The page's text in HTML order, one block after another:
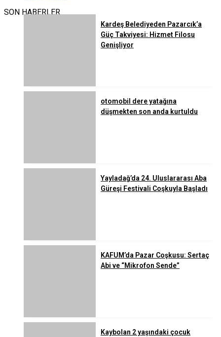
SON HABERLER
Kardeş Belediyeden Pazarcık’a
Güç Takviyesi: Hizmet Filosu
Genişliyor
otomobil dere yatağına
düşmekten son anda kurtuldu
Yayladağ’da 24. Uluslararası Aba
Güreşi Festivali Coşkuyla Başladı
KAFUM’da Pazar Coşkusu: Sertaç
Abi ve “Mikrofon Sende”
Kaybolan 2 yaşındaki çocuk